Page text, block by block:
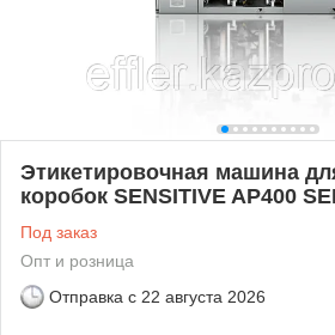
Этикетировочная машина
коробок SENSITIVE AP400
Под заказ
Опт и розница
Отправка с 22 августа 2026